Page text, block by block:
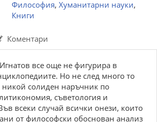
Философия, Хуманитарни науки,
Книги
Коментари
все още не фигурира в
Но не след много то
солиден наръчник по
съветология и
всеки случай всички онези, които
от философски обоснован анализ